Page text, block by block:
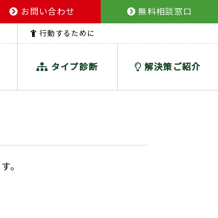
お問い合わせ 無料相談窓口
行動するために
タイプ診断 解決策ご紹介
。